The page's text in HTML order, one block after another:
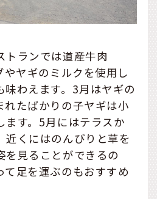
トランでは道産牛肉
ヤギのミルクを使用し
味わえます。3月はヤギの
れたばかりの子ヤギは小
ます。5月にはテラスか
近くにはのんびりと草を
を見ることができるの
て足を運ぶのもおすすめ